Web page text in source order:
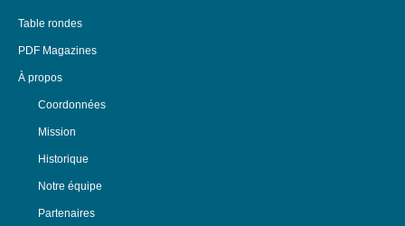
Table rondes
PDF Magazines
À propos
Coordonnées
Mission
Historique
Notre équipe
Partenaires